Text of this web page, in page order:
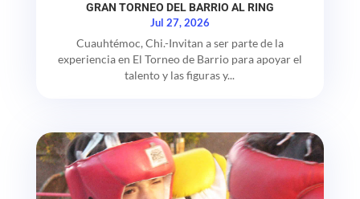
GRAN TORNEO DEL BARRIO AL RING
Jul 27, 2026
Cuauhtémoc, Chi.-Invitan a ser parte de la
experiencia en El Torneo de Barrio para apoyar el
talento y las figuras y...